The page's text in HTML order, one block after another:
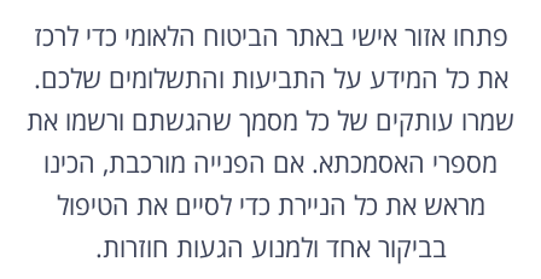
פתחו אזור אישי באתר הביטוח הלאומי כדי לרכז
את כל המידע על התביעות והתשלומים שלכם.
שמרו עותקים של כל מסמך שהגשתם ורשמו את
מספרי האסמכתא. אם הפנייה מורכבת, הכינו
מראש את כל הניירת כדי לסיים את הטיפול
בביקור אחד ולמנוע הגעות חוזרות.